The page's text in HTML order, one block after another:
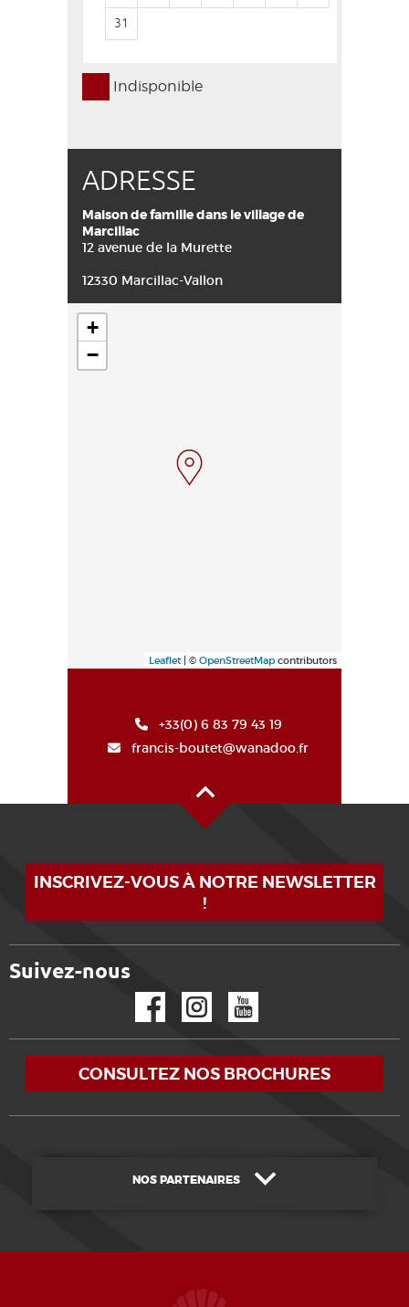
31
Indisponible
ADRESSE
Maison de famille dans le village de
Marcillac
12 avenue de la Murette
12330 Marcillac-Vallon
+
−
Leaflet| © OpenStreetMap contributors
+33(0) 6 83 79 43 19
francis-boutet@wanadoo.fr
INSCRIVEZ-VOUS À NOTRE NEWSLETTER
!
Suivez-nous
CONSULTEZ NOS BROCHURES
NOS PARTENAIRES